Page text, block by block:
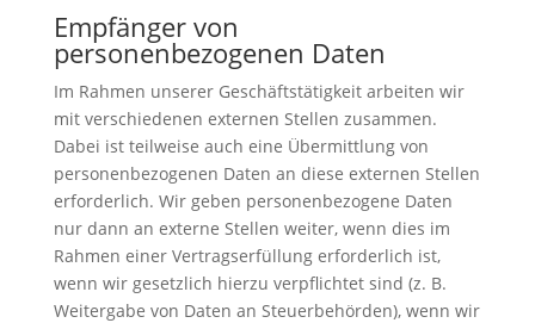
Empfänger von
personenbezogenen Daten
Im Rahmen unserer Geschäftstätigkeit arbeiten wir
mit verschiedenen externen Stellen zusammen.
Dabei ist teilweise auch eine Übermittlung von
personenbezogenen Daten an diese externen Stellen
erforderlich. Wir geben personenbezogene Daten
nur dann an externe Stellen weiter, wenn dies im
Rahmen einer Vertragserfüllung erforderlich ist,
wenn wir gesetzlich hierzu verpflichtet sind (z. B.
Weitergabe von Daten an Steuerbehörden), wenn wir